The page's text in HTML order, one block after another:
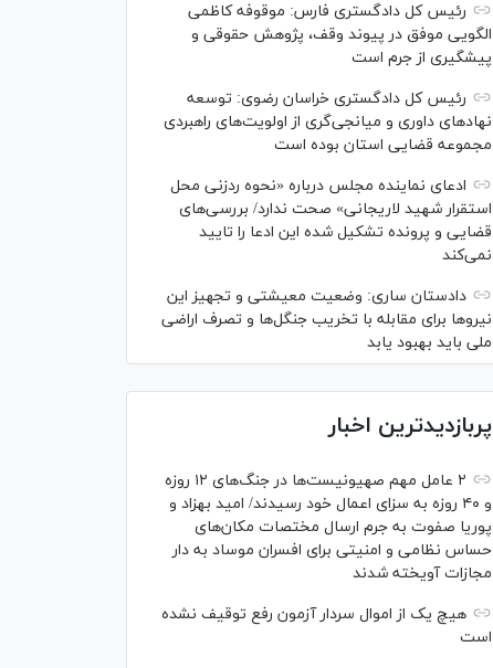
رئیس کل دادگستری فارس: موقوفه کاظمی
الگویی موفق در پیوند وقف، پژوهش حقوقی و
پیشگیری از جرم است
رئیس کل دادگستری خراسان رضوی: توسعه
نهاد‌های داوری و میانجی‌گری از اولویت‌های راهبردی
مجموعه قضایی استان بوده است
ادعای نماینده مجلس درباره «نحوه ردزنی محل
استقرار شهید لاریجانی» صحت ندارد/ بررسی‌های
قضایی و پرونده تشکیل شده این ادعا را تایید
نمی‌کند
دادستان ساری: وضعیت معیشتی و تجهیز این
نیرو‌ها برای مقابله با تخریب جنگل‌ها و تصرف اراضی
ملی باید بهبود یابد
پربازدیدترین اخبار
۲ عامل مهم صهیونیست‌ها در جنگ‌های ۱۲ روزه
و ۴۰ روزه به سزای اعمال خود رسیدند/ امید بهزاد و
پوریا صفوت به جرم ارسال مختصات مکان‌های
حساس نظامی و امنیتی برای افسران موساد به دار
مجازات آویخته شدند
هیچ یک از اموال سردار آزمون رفع توقیف نشده
است